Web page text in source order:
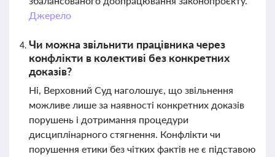
Джерело
Чи можна звільнити працівника через
конфлікти в колективі без конкретних
доказів?
Ні, Верховний Суд наголошує, що звільнення
можливе лише за наявності конкретних доказів
порушень і дотримання процедури
дисциплінарного стягнення. Конфлікти чи
порушення етики без чітких фактів не є підставою